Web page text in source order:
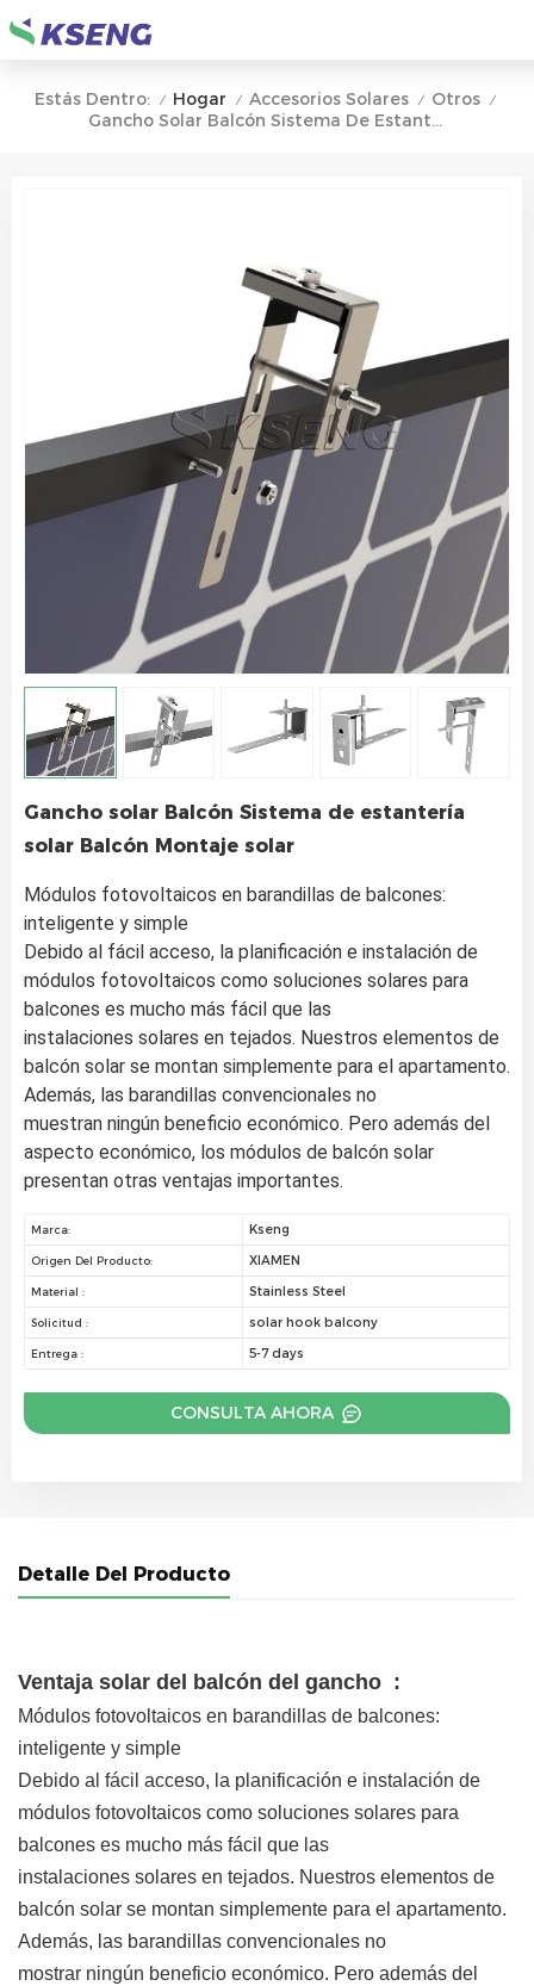
Estás Dentro: / Hogar / Accesorios Solares / Otros /
Gancho Solar Balcón Sistema De Estantería Solar Balcón Montaje Solar
Gancho solar Balcón Sistema de estantería
solar Balcón Montaje solar
Módulos fotovoltaicos en barandillas de balcones:
inteligente y simple
Debido al fácil acceso, la planificación e instalación de
módulos fotovoltaicos como soluciones solares para
balcones es mucho más fácil que las
instalaciones solares en tejados. Nuestros elementos de
balcón solar se montan simplemente para el apartamento.
Además, las barandillas convencionales no
muestran ningún beneficio económico. Pero además del
aspecto económico, los módulos de balcón solar
presentan otras ventajas importantes.
Marca: Kseng
Origen Del Producto: XIAMEN
Material : Stainless Steel
Solicitud : solar hook balcony
Entrega : 5-7 days
CONSULTA AHORA
Detalle Del Producto
Ventaja solar del balcón del gancho :
Módulos fotovoltaicos en barandillas de balcones:
inteligente y simple
Debido al fácil acceso, la planificación e instalación de
módulos fotovoltaicos como soluciones solares para
balcones es mucho más fácil que las
instalaciones solares en tejados. Nuestros elementos de
balcón solar se montan simplemente para el apartamento.
Además, las barandillas convencionales no
mostrar ningún beneficio económico. Pero además del